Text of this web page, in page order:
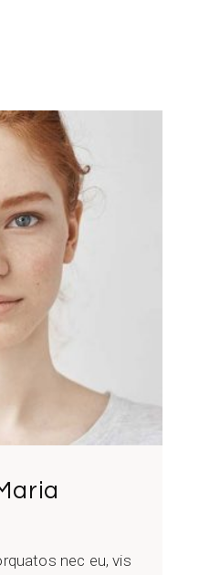
nec eu, vis